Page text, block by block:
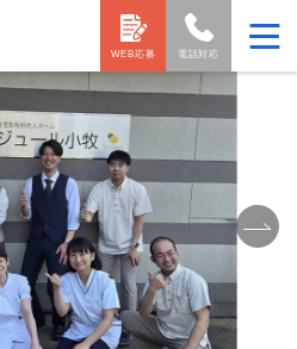
電話対応
WEB応募